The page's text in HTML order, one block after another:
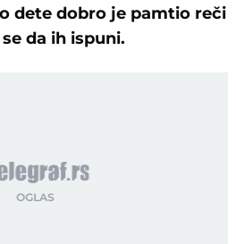
dete dobro je pamtio reči
da ih ispuni.